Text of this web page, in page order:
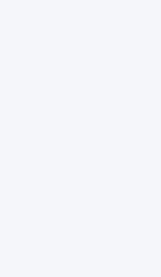
تحلیل‌ها و رویدادهای
همراه باشند. تیم دیجکس تلاش
هدف ما کمک به تصمیم‌گیری